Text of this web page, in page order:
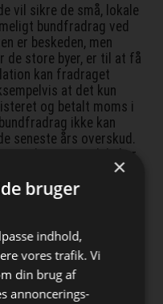
vil sikre de små, lokale
bundfradrag ved
er beskeden, men
de store byer, er til at få
kan fradraget
at det kun
og betalt moms i
ikke kan
seneste års overskud.
med tomme selskaber
Morten Frihagen.
i gennemsnit
og at de ofte
firma, som giver
×
bruger
indhold,
vores trafik. Vi
din brug af
annoncerings-